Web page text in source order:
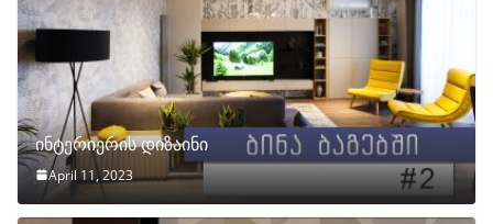
ინტერიერის დიზაინი
April 11, 2023